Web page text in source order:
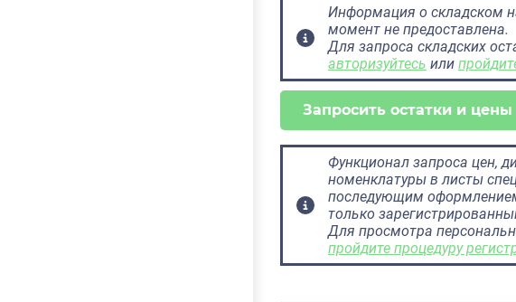
Информация о складском
момент не предоставлена.
Для запроса складских
авторизуйтесь или
Запросить остатки и цены
Функционал запроса цен,
номенклатуры в листы
последующим
только
Для просмотра
пройдите процедуру